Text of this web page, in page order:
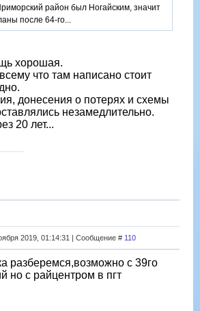
район был Ногайским, значит
после 64-го...
хорошая.
что там написано стоит
донесения о потерях и схемы
незамедлительно.
20 лет...
2019, 01:14:31 | Сообщение # 110
разберемся,возможно с 39го
но с райцентром в пгт